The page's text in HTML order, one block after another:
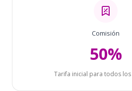
Comisión
50%
Tarifa inicial para todos